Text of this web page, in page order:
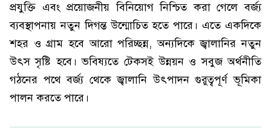
প্রযুক্তি এবং প্রয়োজনীয় বিনিয়োগ নিশ্চিত করা গেলে বর্জ্য
ব্যবস্থাপনায় নতুন দিগন্ত উন্মোচিত হতে পারে। এতে একদিকে
শহর ও গ্রাম হবে আরো পরিচ্ছন্ন, অন্যদিকে জ্বালানির নতুন
উৎস সৃষ্টি হবে। ভবিষ্যতে টেকসই উন্নয়ন ও সবুজ অর্থনীতি
গঠনের পথে বর্জ্য থেকে জ্বালানি উৎপাদন গুরুত্বপূর্ণ ভূমিকা
পালন করতে পারে।